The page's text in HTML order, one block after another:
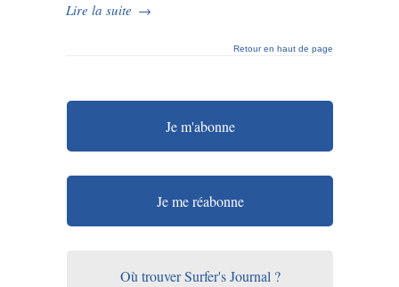
Lire la suite →
Retour en haut de page
Je m'abonne
Je me réabonne
Où trouver Surfer's Journal ?